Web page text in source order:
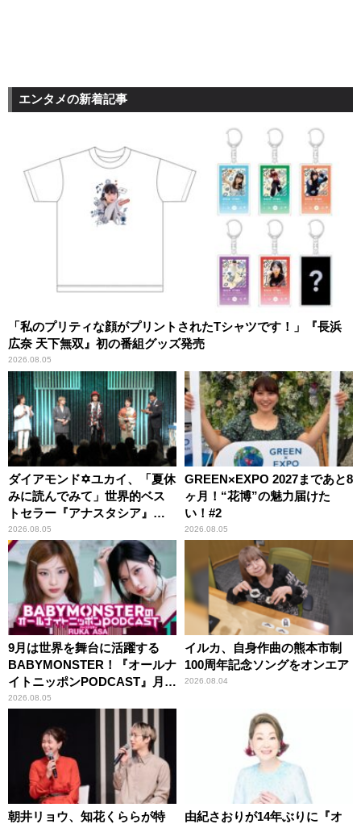
エンタメの新着記事
「私のプリティな顔がプリントされたTシャツです！」『長浜
広奈 天下無双』初の番組グッズ発売
2026.08.05
ダイアモンド✡ユカイ、「夏休
みに読んでみて」世界的ベス
トセラー『アナスタシア』を
紹介
2026.08.05
GREEN×EXPO 2027まであと8
ヶ月！“花博”の魅力届けた
い！#2
2026.08.05
9月は世界を舞台に活躍する
BABYMONSTER！『オールナ
イトニッポンPODCAST』月替
わりパーソナリティ
2026.08.05
イルカ、自身作曲の熊本市制
100周年記念ソングをオンエア
2026.08.04
朝井リョウ、知花くららが特
由紀さおりが14年ぶりに『オ